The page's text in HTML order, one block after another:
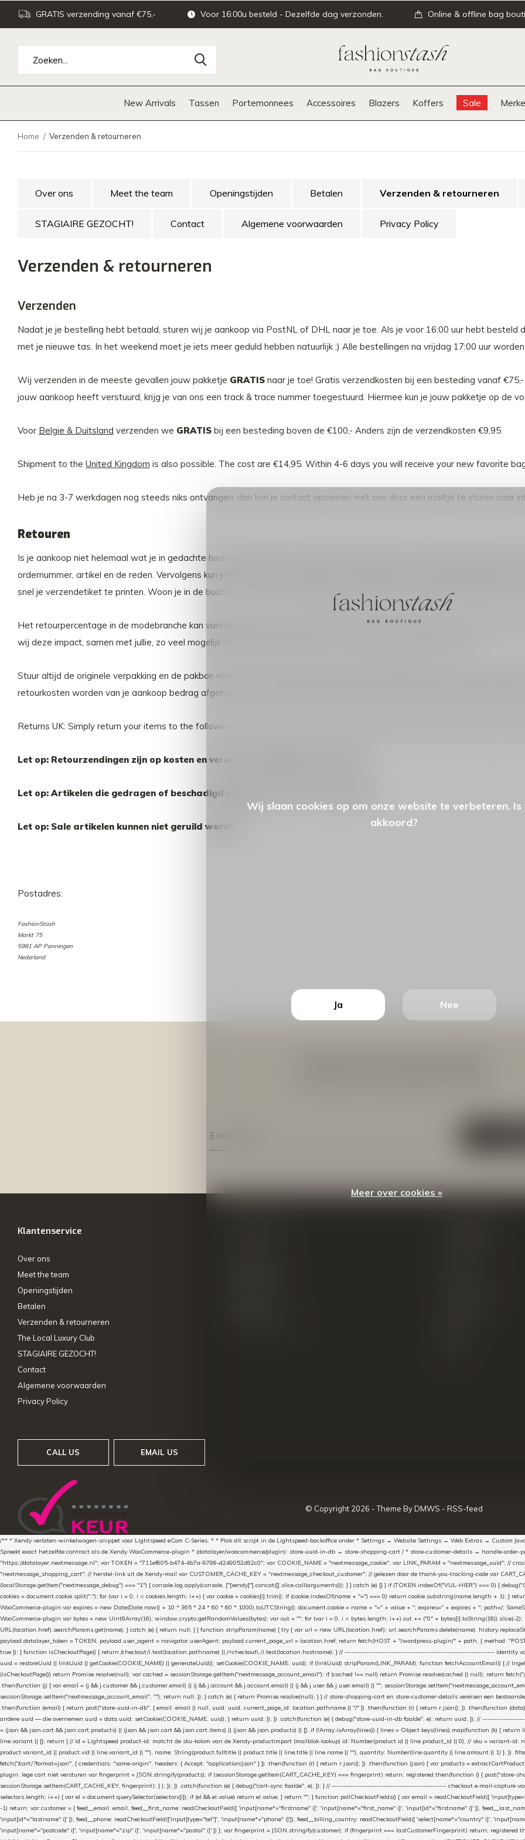
New Arrivals Tassen Portemonnees Accessoires Blazers Koffers Sale
GRATIS verzending vanaf €75,- Voor 16:00u besteld - Dezelfde dag verzonden. Online & offline bag
Home Verzenden & retourneren
Over ons Meet the team Openingstijden Betalen Verzenden & retourneren
STAGIAIRE GEZOCHT! Contact Algemene voorwaarden Privacy Policy
Verzenden & retourneren
Verzenden
Nadat je je bestelling hebt betaald, sturen wij je aankoop via PostNL of DHL naar je toe. Als je voor 16:00 uur hebt besteld
met je nieuwe tas. In het weekend moet je iets meer geduld hebben natuurlijk ;) Alle bestellingen na vrijdag 17:00 uur
Wij verzenden in de meeste gevallen jouw pakketje GRATIS naar je toe! Gratis verzendkosten bij een besteding vanaf
jouw aankoop heeft verstuurd, krijg je van ons een track & trace nummer toegestuurd. Hiermee kun je jouw pakketje op de
Voor Belgie & Duitsland verzenden we GRATIS bij een besteding boven de €100,- Anders zijn de verzendkosten €9,95
Shipment to the United Kingdom is also possible. The cost are €14,95. Within 4-6 days you will receive your new favorite
Heb je na 3-7 werkdagen nog steeds niks ontvangen, dan kun je contact opnemen met ons door een mailtje te sturen naar
Retouren
Is je aankoop niet helemaal wat je in gedachte had? Bij ons kun je jouw aankoop makkelijk retour zenden. Stuur een mail naar
ordernummer, artikel en de reden. Vervolgens kun je het artikel terug sturen naar ons postadres. In de bevestigingsmail
snel je verzendetiket te printen. Woon je in de buurt? Dan is het ook mogelijk om kosteloos je bestelling te retourneren in de
Het retourpercentage in de modebranche kan vandaag de dag oplopen tot 50% of hoger. Het retourneren van pakketjes
wij deze impact, samen met jullie, zo veel mogelijk minimaliseren. Vandaar dat wij retourkosten aan jullie vragen.
Stuur altijd de originele verpakking en de pakbon mee terug. Na ontvangst zal het aankoopbedrag binnen 14 dagen terug
retourkosten worden van je aankoop bedrag afgehouden. Voor België en Duitsland zijn dat €14,95 retourkosten. Bij ons
Returns UK: Simply return your items to the following address within 14 days starting from the day you receive your order.
Let op: Retourzendingen zijn op kosten en verantwoordelijkheid van de klant.
Let op: Artikelen die gedragen of beschadigd zijn, kunnen wij niet terug nemen.
Let op: Sale artikelen kunnen niet geruild worden.
Postadres:
FashionStash
Markt 75
5981 AP Panningen
Nederland
Klantenservice
Over ons
Meet the team
Openingstijden
Betalen
Verzenden & retourneren
The Local Luxury Club
STAGIAIRE GEZOCHT!
Contact
Algemene voorwaarden
Privacy Policy
CALL US EMAIL US
© Copyright 2026 - Theme ByDMWS - RSS-feed
/** * Xendy verlaten-winkelwagen-snippet voor Lightspeed eCom C-Series. * * Plak dit script in de Lightspeed-backoffice onder * Settings → Website Settings → Web Extras → Custom
Spreekt exact hetzelfde contract als de Xendy WooCommerce-plugin * (datalayer/woocommerce/plugin): store-uuid-in-db → store-shopping-cart / * store-customer-details → handle-
"https://datalayer.nextmessage.nl"; var TOKEN = "711ef605-b474-4b7a-9786-d249052d82c0"; var COOKIE_NAME = "nextmessage_cookie"; var LINK_PARAM = "nextmessage_uuid"; //
"nextmessage_shopping_cart"; // herstel-link uit de Xendy-mail var CUSTOMER_CACHE_KEY = "nextmessage_checkout_customer"; // gelezen door de thank-you-tracking-code var
(localStorage.getItem("nextmessage_debug") === "1") { console.log.apply(console, ["[xendy]"].concat([].slice.call(arguments))); } } catch (e) {} } if (TOKEN.indexOf("VUL-HIER") === 0) {
cookies = document.cookie.split(";"); for (var i = 0; i < cookies.length; i++) { var cookie = cookies[i].trim(); if (cookie.indexOf(name + "=") === 0) return cookie.substring(name.length + 1); }
WooCommerce-plugin var expires = new Date(Date.now() + 10 * 365 * 24 * 60 * 60 * 1000).toUTCString(); document.cookie = name + "=" + value + "; expires=" + expires + "; path=/;
WooCommerce-plugin var bytes = new Uint8Array(16); window.crypto.getRandomValues(bytes); var out = ""; for (var i = 0; i < bytes.length; i++) out += ("0" + bytes[i].toString(16)).slice(-
URL(location.href).searchParams.get(name); } catch (e) { return null; } } function stripParam(name) { try { var url = new URL(location.href); url.searchParams.delete(name);
payload.datalayer_token = TOKEN; payload.user_agent = navigator.userAgent; payload.current_page_url = location.href; return fetch(HOST + "/wordpress-plugin/" + path, { method:
true }); } function isCheckoutPage() { return /checkout/i.test(location.pathname) || /^checkout\./i.test(location.hostname); } // ---------------------------------------------------------------- identity var
uuid = restoreUuid || linkUuid || getCookie(COOKIE_NAME) || generateUuid(); setCookie(COOKIE_NAME, uuid); if (linkUuid) stripParam(LINK_PARAM); function fetchAccountEmail() { //
(isCheckoutPage()) return Promise.resolve(null); var cached = sessionStorage.getItem("nextmessage_account_email"); if (cached !== null) return Promise.resolve(cached || null); return
.then(function (j) { var email = (j && j.customer && j.customer.email) || (j && j.account && j.account.email) || (j && j.user && j.user.email) || "";
sessionStorage.setItem("nextmessage_account_email", ""); return null; }); } catch (e) { return Promise.resolve(null); } } // store-shopping-cart en store-customer-details vereisen een
.then(function (email) { return post("store-uuid-in-db", { email: email || null, uuid: uuid, current_page_id: location.pathname || "/" }) .then(function (r) { return r.json(); }) .then(function
andere uuid — die overnemen uuid = data.uuid; setCookie(COOKIE_NAME, uuid); } return uuid; }); }) .catch(function (e) { debug("store-uuid-in-db faalde", e); return uuid; }); //
= (json && json.cart && json.cart.products) || (json && json.cart && json.cart.items) || (json && json.products) || []; if (!Array.isArray(lines)) { lines = Object.keys(lines).map(function (k) {
line.variant || {}; return { // id = Lightspeed product-id: matcht de sku-kolom van de Xendy-productimport (mailblok-lookup) id: Number(product.id || line.product_id || 0), // sku = variant-id:
product.variant_id || product.vid || line.variant_id || ""), name: String(product.fulltitle || product.title || line.title || line.name || ""), quantity: Number(line.quantity || line.amount || 1) }; })
fetch("/cart/?format=json", { credentials: "same-origin", headers: { Accept: "application/json" } }) .then(function (r) { return r.json(); }) .then(function (json) { var products =
plugin: lege cart niet versturen var fingerprint = JSON.stringify(products); if (sessionStorage.getItem(CART_CACHE_KEY) === fingerprint) return; registered.then(function () {
sessionStorage.setItem(CART_CACHE_KEY, fingerprint); } ); }); }) .catch(function (e) { debug("cart-sync faalde", e); }); } // ------------------------------------------------- checkout e-mail-capture
selectors.length; i++) { var el = document.querySelector(selectors[i]); if (el && el.value) return el.value; } return ""; } function pollCheckoutFields() { var email = readCheckoutField([
-1) return; var customer = { feed__email: email, feed__first_name: readCheckoutField([ 'input[name*="firstname" i]', 'input[name*="first_name" i]', 'input[id*="firstname" i]' ]),
'input[id*="lastname" i]' ]), feed__phone: readCheckoutField(['input[type="tel"]', 'input[name*="phone" i]']), feed__billing_country: readCheckoutField([ 'select[name*="country" i]',
'input[name*="postcode" i]', 'input[name*="zip" i]', 'input[name*="postal" i]' ]) }; var fingerprint = JSON.stringify(customer); if (fingerprint === lastCustomerFingerprint) return;
Wij slaan cookies op om onze website te verbeteren. Is
akkoord?
Ja Nee
Meer over cookies »